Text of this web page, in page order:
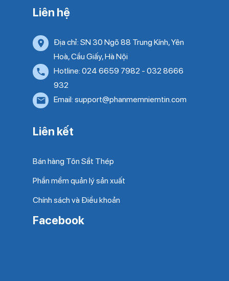
Liên hệ
Địa chỉ: SN 30 Ngõ 88 Trung Kính, Yên
Hoà, Cầu Giấy, Hà Nội
Hotline: 024 6659 7982 - 032 8666
932
Email: support@phanmemniemtin.com
Liên kết
Bán hàng Tôn Sắt Thép
Phần mềm quản lý sản xuất
Chính sách và Điều khoản
Facebook